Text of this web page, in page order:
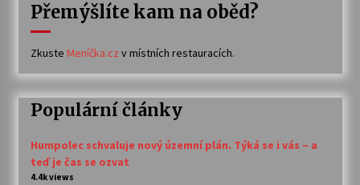
Přemýšlíte kam na oběd?
Zkuste Meníčka.cz v místních restauracích.
Populární články
Humpolec schvaluje nový územní plán. Týká se i vás – a
teď je čas se ozvat
4.4k views